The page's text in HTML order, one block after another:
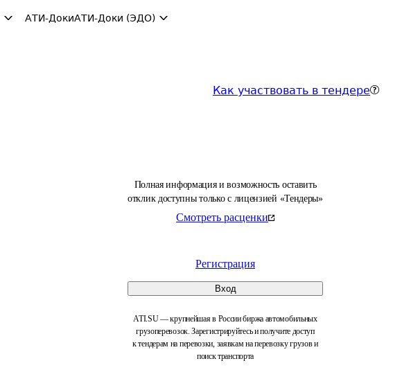
АТИ-ДокиАТИ-Доки (ЭДО)
Как участвовать в тендере
Полная информация и возможность оставить
отклик доступны только с лицензией «Тендеры»
Смотреть расценки
Регистрация
Вход
ATI.SU — крупнейшая в России биржа автомобильных
грузоперевозок. Зарегистрируйтесь и получите доступ
к тендерам на перевозки, заявкам на перевозку грузов и
поиск транспорта